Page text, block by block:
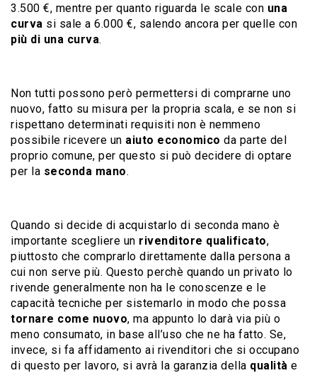
3.500 €, mentre per quanto riguarda le scale con una
curva si sale a 6.000 €, salendo ancora per quelle con
più di una curva.
Non tutti possono però permettersi di comprarne uno
nuovo, fatto su misura per la propria scala, e se non si
rispettano determinati requisiti non è nemmeno
possibile ricevere un aiuto economico da parte del
proprio comune, per questo si può decidere di optare
per la seconda mano.
Quando si decide di acquistarlo di seconda mano è
importante scegliere un rivenditore qualificato,
piuttosto che comprarlo direttamente dalla persona a
cui non serve più. Questo perchè quando un privato lo
rivende generalmente non ha le conoscenze e le
capacità tecniche per sistemarlo in modo che possa
tornare come nuovo, ma appunto lo darà via più o
meno consumato, in base all’uso che ne ha fatto. Se,
invece, si fa affidamento ai rivenditori che si occupano
di questo per lavoro, si avrà la garanzia della qualità e